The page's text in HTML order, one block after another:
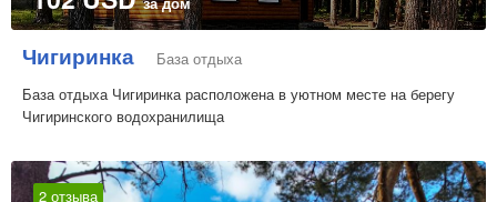
Чигиринка
База отдыха
База отдыха Чигиринка расположена в уютном месте на берегу
Чигиринского водохранилища
2 отзыва